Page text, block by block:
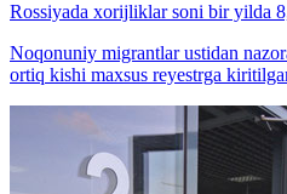
Rossiyada xorijliklar soni bir yilda
Noqonuniy migrantlar ustidan
ortiq kishi maxsus reyestrga